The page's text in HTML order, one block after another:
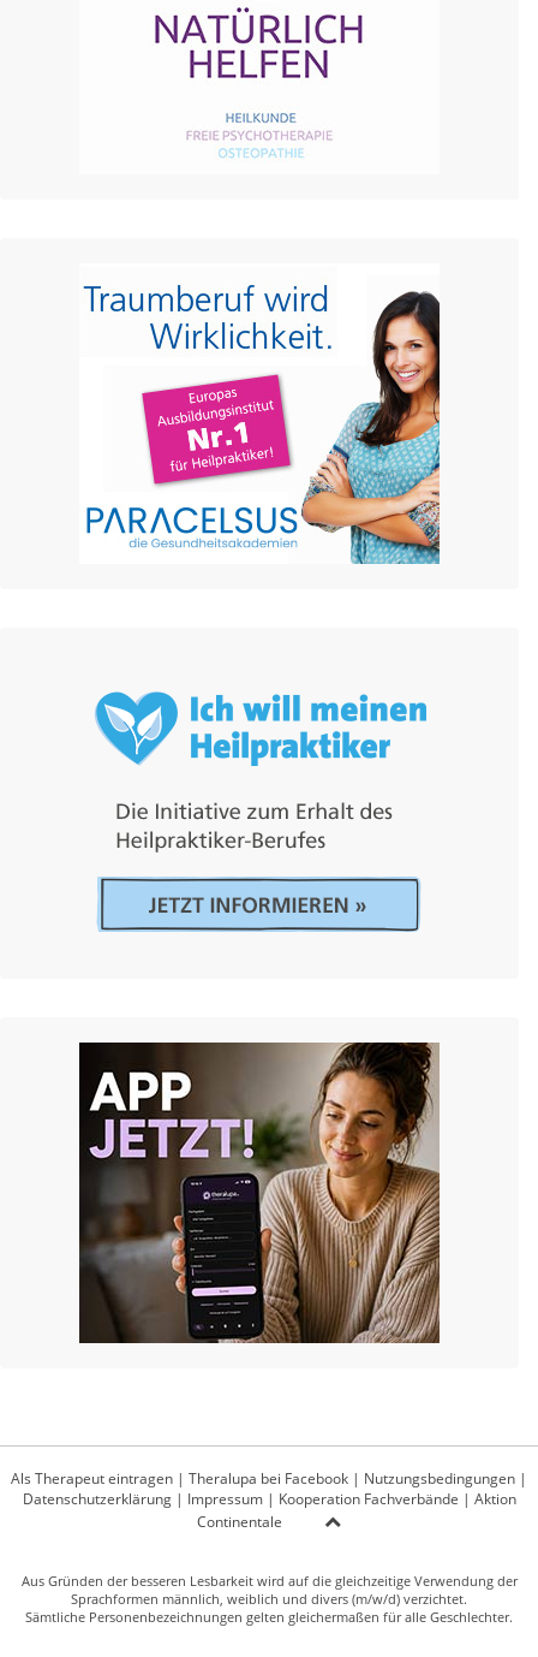
Als Therapeut eintragen | Theralupa bei Facebook | Nutzungsbedingungen |
Datenschutzerklärung| Impressum| Kooperation Fachverbände | Aktion
Continentale
Aus Gründen der besseren Lesbarkeit wird auf die gleichzeitige Verwendung der
Sprachformen männlich, weiblich und divers (m/w/d) verzichtet.
Sämtliche Personenbezeichnungen gelten gleichermaßen für alle Geschlechter.